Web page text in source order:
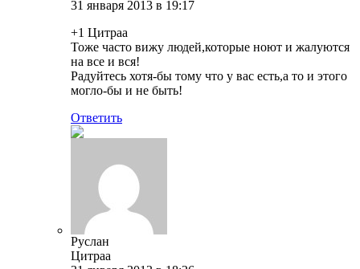
31 января 2013 в 19:17
+1 Цитраа
Тоже часто вижу людей,которые ноют и жалуются
на все и вся!
Радуйтесь хотя-бы тому что у вас есть,а то и этого
могло-бы и не быть!
Ответить
Руслан
Цитраа